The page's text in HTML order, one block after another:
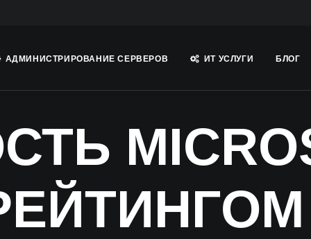
АДМИНИСТРИРОВАНИЕ СЕРВЕРОВ ИТ УСЛУГИ БЛОГ